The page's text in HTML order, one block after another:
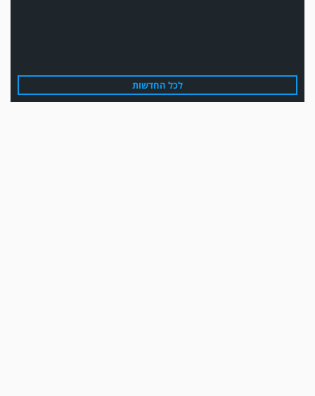
משחק אימון: הפועל אזור והפועל מרמורק סיימו בתוצאה 0-0 .
לכל החדשות